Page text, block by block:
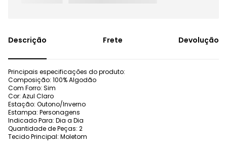
Frete Devolução
Principais especificações do produto:
Composição: 100% Algodão
Com Forro: Sim
Cor: Azul Claro
Estação: Outono/Inverno
Estampa: Personagens
Indicado Para: Dia a Dia
Quantidade de Peças: 2
Tecido Principal: Moletom